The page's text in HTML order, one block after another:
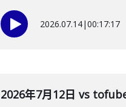
2026.07.14|00:17:17
2026年7月12日 vs